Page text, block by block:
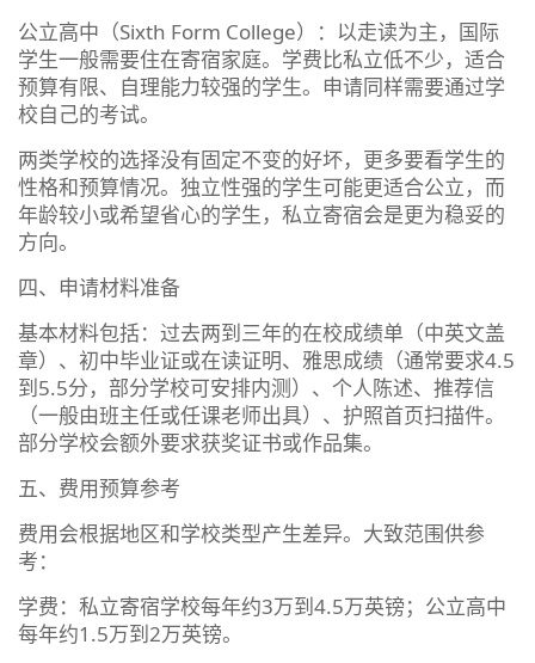
公立高中（Sixth Form College）：以走读为主，国际
学生一般需要住在寄宿家庭。学费比私立低不少，适合
预算有限、自理能力较强的学生。申请同样需要通过学
校自己的考试。
两类学校的选择没有固定不变的好坏，更多要看学生的
性格和预算情况。独立性强的学生可能更适合公立，而
年龄较小或希望省心的学生，私立寄宿会是更为稳妥的
方向。
四、申请材料准备
基本材料包括：过去两到三年的在校成绩单（中英文盖
章）、初中毕业证或在读证明、雅思成绩（通常要求4.5
到5.5分，部分学校可安排内测）、个人陈述、推荐信
（一般由班主任或任课老师出具）、护照首页扫描件。
部分学校会额外要求获奖证书或作品集。
五、费用预算参考
费用会根据地区和学校类型产生差异。大致范围供参
考：
学费：私立寄宿学校每年约3万到4.5万英镑；公立高中
每年约1.5万到2万英镑。